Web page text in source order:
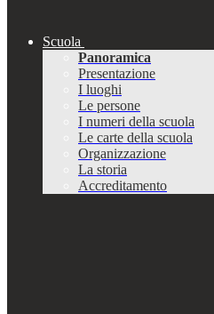
Scuola
Panoramica
Presentazione
I luoghi
Le persone
I numeri della scuola
Le carte della scuola
Organizzazione
La storia
Accreditamento